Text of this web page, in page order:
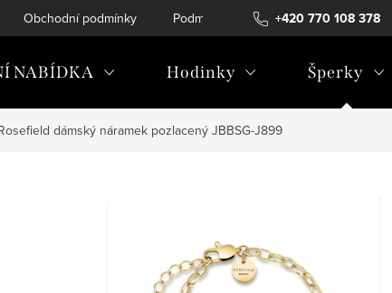
+420 770 108 378
Obchodní podmínky Podmínky ochrany osobních údajů
NABÍDKA Hodinky Šperky
dámský náramek pozlacený JBBSG-J899